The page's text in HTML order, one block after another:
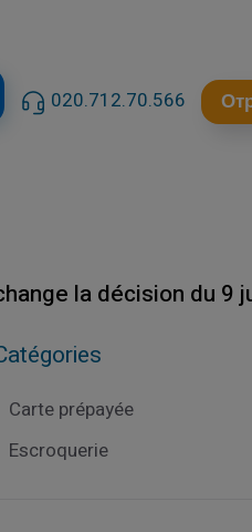
020.712.70.566
la décision du 9
Carte prépayée
Escroquerie